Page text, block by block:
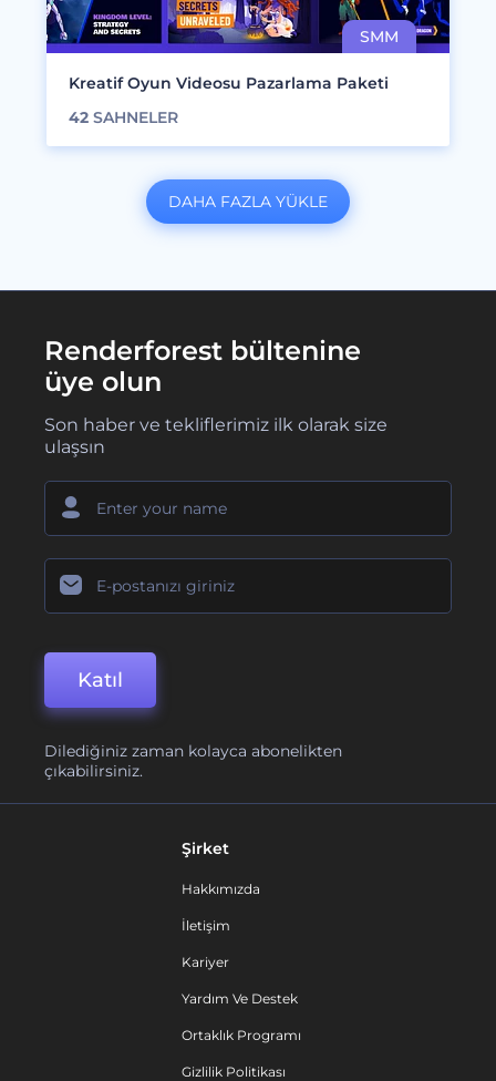
Kreatif Oyun Videosu Pazarlama Paketi
42 SAHNELER
DAHA FAZLA YÜKLE
Renderforest bültenine
üye olun
Son haber ve tekliflerimiz ilk olarak size
ulaşsın
Katıl
Dilediğiniz zaman kolayca abonelikten
çıkabilirsiniz.
Şirket
Hakkımızda
İletişim
Kariyer
Yardım Ve Destek
Ortaklık Programı
Gizlilik Politikası